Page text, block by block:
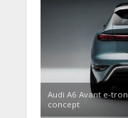
Audi A6 Avant e-tron
concept